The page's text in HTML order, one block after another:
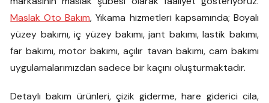
Maslak Oto Bakım, Yıkama hizmetleri kapsamında; Boyalı
yüzey bakımı, iç yüzey bakımı, jant bakımı, lastik bakımı,
far bakımı, motor bakımı, açılır tavan bakımı, cam bakımı
uygulamalarımızdan sadece bir kaçını oluşturmaktadır.
Detaylı bakım ürünleri, çizik giderme, hare giderici cila,